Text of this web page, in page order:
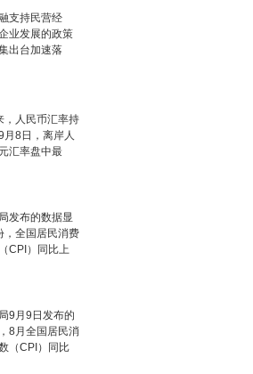
支持民营经
业发展的政策
出台加速落
，人民币汇率持
月8日，离岸人
汇率盘中最
发布的数据显
，全国居民消费
CPI）同比上
9月9日发布的
8月全国居民消
（CPI）同比